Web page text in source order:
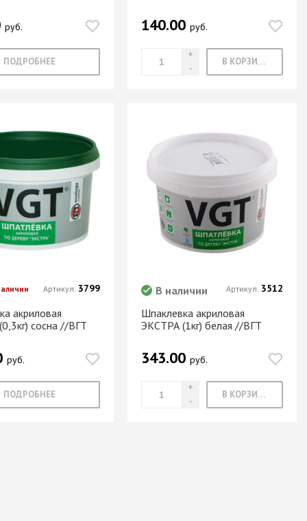
руб.
ПОДРОБНЕЕ
140.00руб.
В КОРЗИНУ
акриловая
сосна //ВГТ
руб.
ПОДРОБНЕЕ
Артикул: 3799
Шпаклевка акриловая
ЭКСТРА (1кг) белая //ВГТ
В наличии
343.00руб.
В КОРЗИНУ
Артикул: 3512